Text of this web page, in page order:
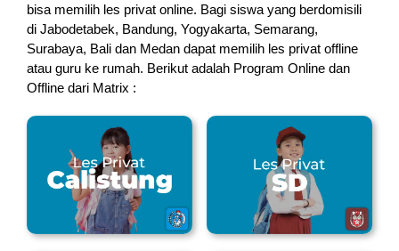
bisa memilih les privat online. Bagi siswa yang berdomisili
di Jabodetabek, Bandung, Yogyakarta, Semarang,
Surabaya, Bali dan Medan dapat memilih les privat offline
atau guru ke rumah. Berikut adalah Program Online dan
Offline dari Matrix :